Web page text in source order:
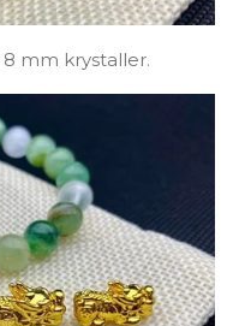
mm krystaller.